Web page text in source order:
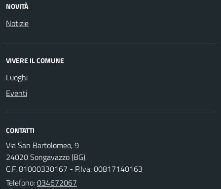
NOVITÀ
Notizie
VIVERE IL COMUNE
Luoghi
Eventi
CONTATTI
Via San Bartolomeo, 9
24020 Songavazzo (BG)
C.F. 81000330167 - P.Iva: 00817140163
Telefono:034672067